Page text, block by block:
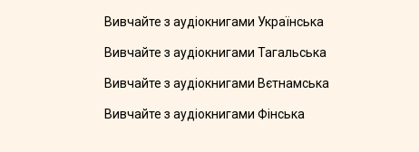
Вивчайте з аудіокнигами Українська
Вивчайте з аудіокнигами Тагальська
Вивчайте з аудіокнигами Вєтнамська
Вивчайте з аудіокнигами Фінська